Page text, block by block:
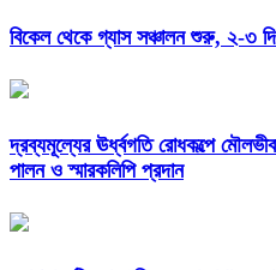
বিকেল থেকে গ্যাস সঞ্চালন শুরু, ২-৩
দ্রব্যমূল্যের ঊর্ধ্বগতি রোধকল্পে
পালন ও স্মারকলিপি প্রদান